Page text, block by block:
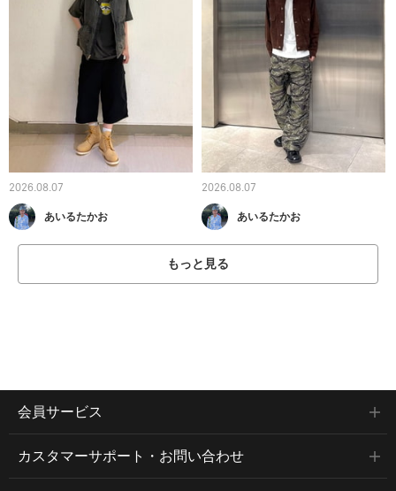
2026.08.07
あいるたかお
2026.08.07
あいるたかお
もっと見る
会員サービス
カスタマーサポート・お問い合わせ